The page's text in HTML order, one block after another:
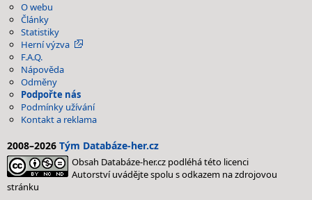
O webu
Články
Statistiky
Herní výzva
F.A.Q.
Nápověda
Odměny
Podpořte nás
Podmínky užívání
Kontakt a reklama
2008–2026 Tým Databáze-her.cz
Obsah Databáze-her.cz podléhá této licenci
Autorství uvádějte spolu s odkazem na zdrojovou
stránku